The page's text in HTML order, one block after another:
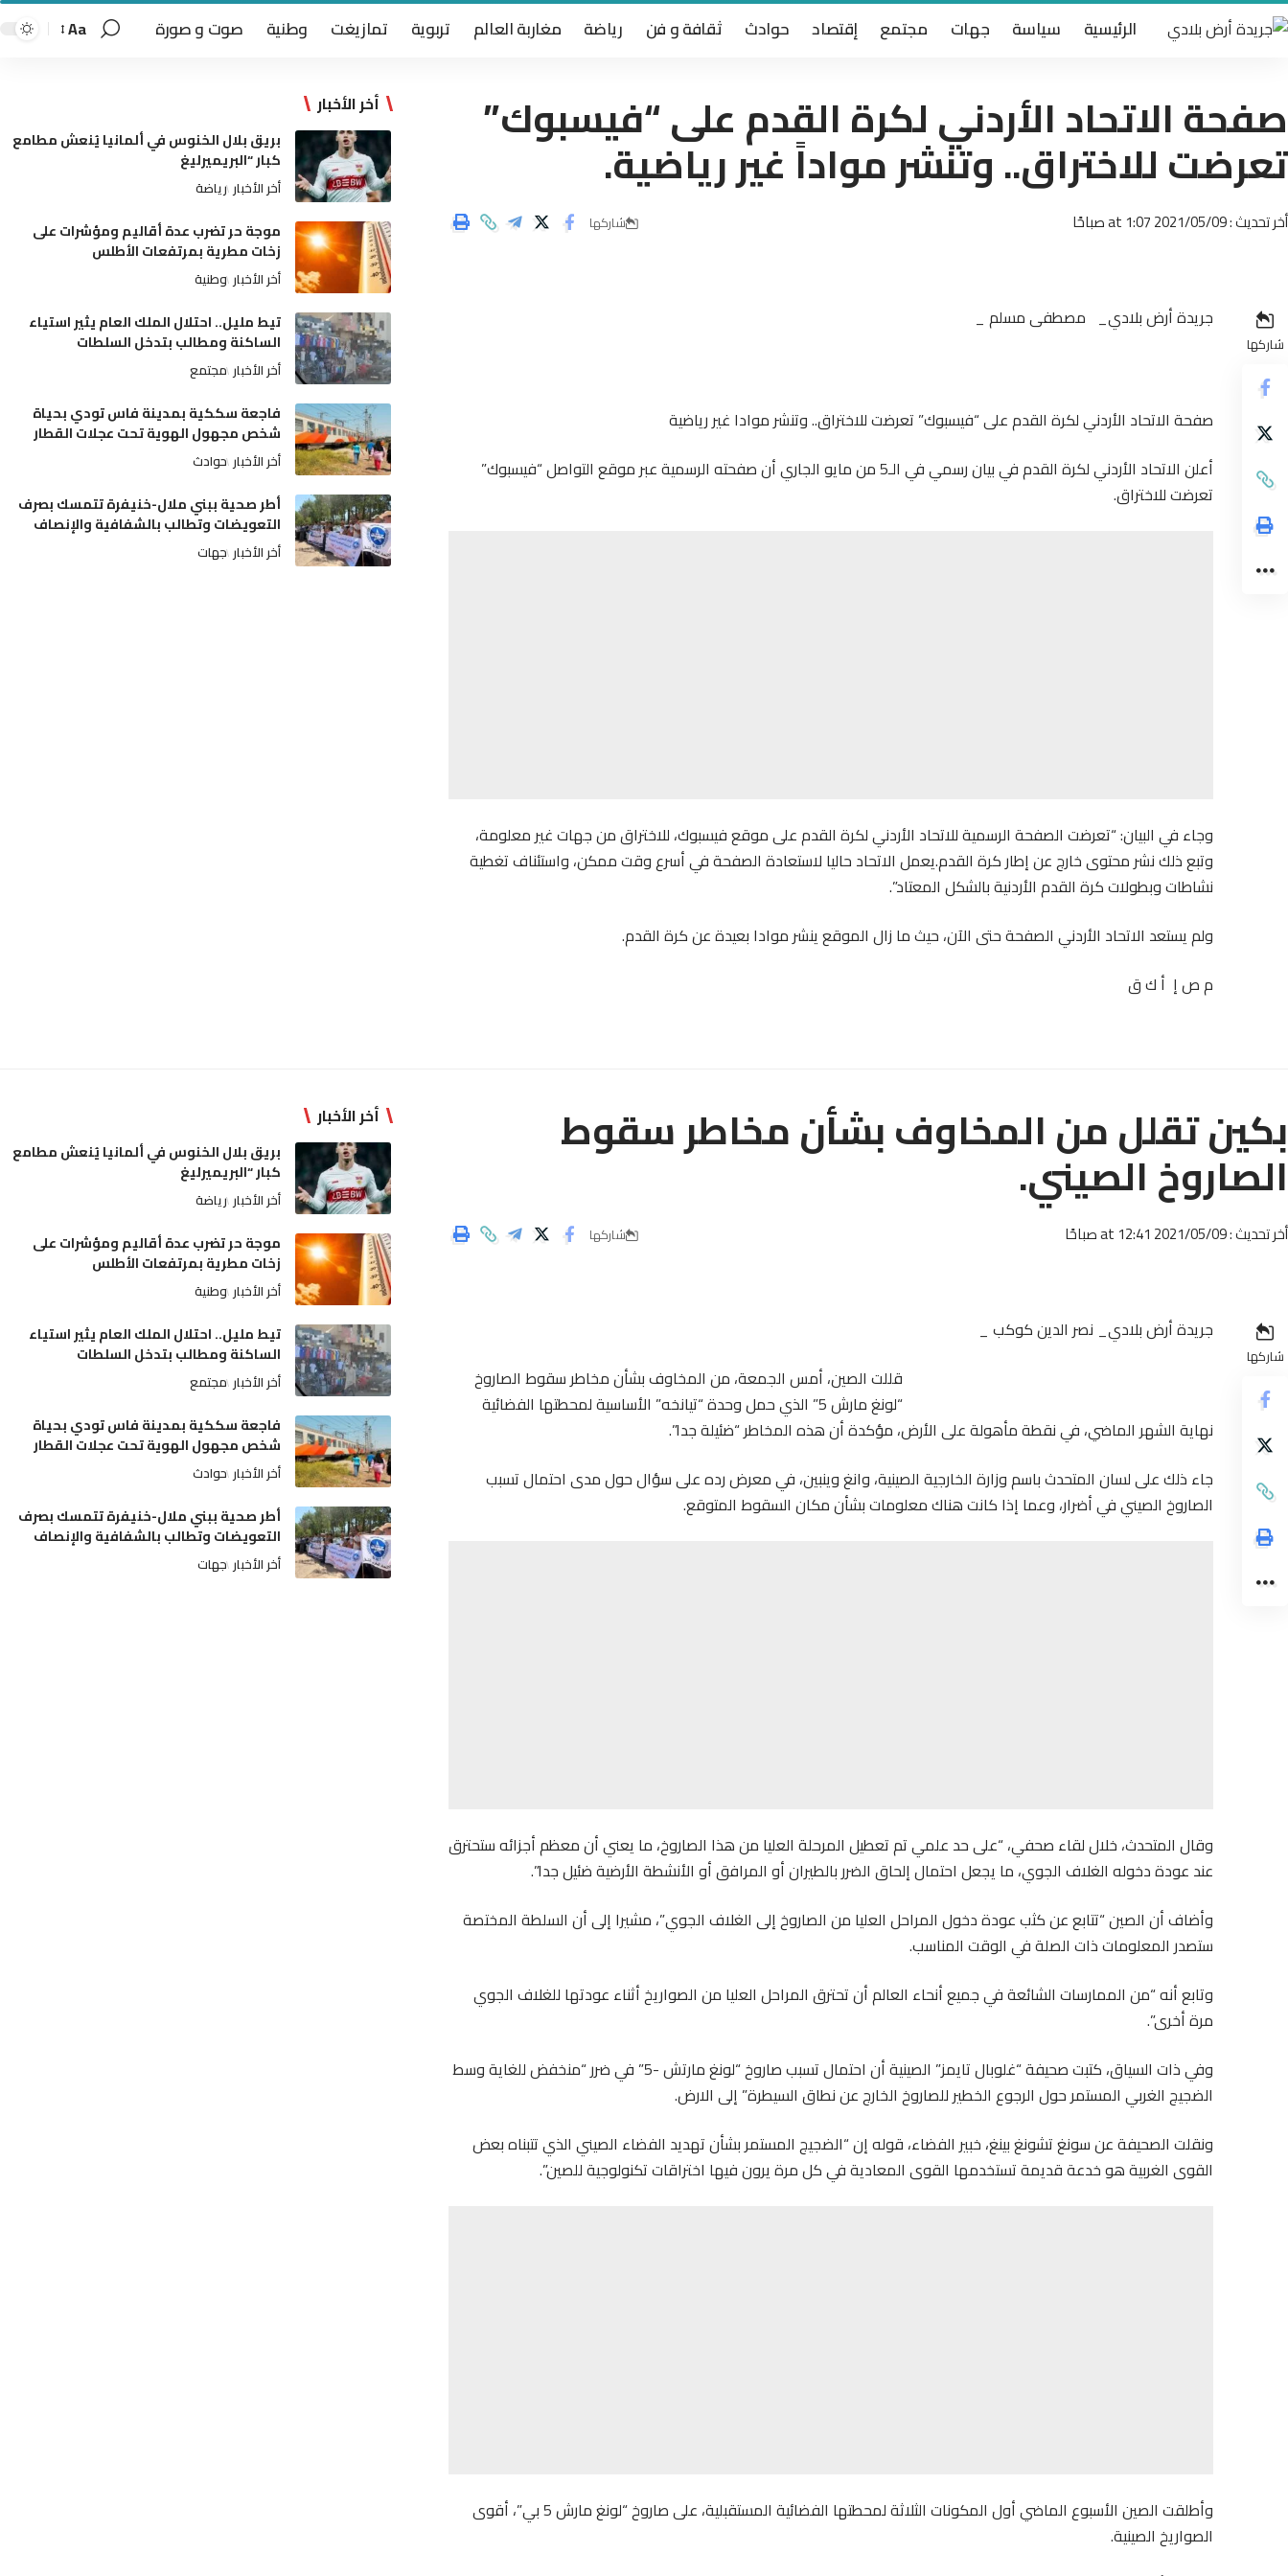
الرئيسية سياسة جهات مجتمع إقتصاد حوادث ثقافة و فن رياضة مغاربة العالم تربوية تمازيغت وطنية صوت و صورة Aa
صفحة الاتحاد الأردني لكرة القدم على “فيسبوك”
تعرضت للاختراق.. وتنشر مواداً غير رياضية.
أخر تحديث : 2021/05/09 at 1:07 صباحًا شاركها
شاركها
جريدة أرض بلادي_ مصطفى مسلم _
صفحة الاتحاد الأردني لكرة القدم على “فيسبوك” تعرضت للاختراق.. وتنشر موادا غير رياضية
أعلن الاتحاد الأردني لكرة القدم في بيان رسمي في الـ5 من مايو الجاري أن صفحته الرسمية عبر موقع التواصل “فيسبوك”
تعرضت للاختراق.
وجاء في البيان: “تعرضت الصفحة الرسمية للاتحاد الأردني لكرة القدم على موقع فيسبوك، للاختراق من جهات غير معلومة،
وتبع ذلك نشر محتوى خارج عن إطار كرة القدم.يعمل الاتحاد حاليا لاستعادة الصفحة في أسرع وقت ممكن، واستئناف تغطية
نشاطات وبطولات كرة القدم الأردنية بالشكل المعتاد”.
ولم يستعد الاتحاد الأردني الصفحة حتى الآن، حيث ما زال الموقع ينشر موادا بعيدة عن كرة القدم.
م ص إ أ ك ق
أخر الأخبار
بريق بلال الخنوس في ألمانيا يُنعش مطامع
كبار “البريميرليغ
أخر الأخبار رياضة
موجة حر تضرب عدة أقاليم ومؤشرات على
زخات مطرية بمرتفعات الأطلس
أخر الأخبار وطنية
تيط مليل.. احتلال الملك العام يثير استياء
الساكنة ومطالب بتدخل السلطات
أخر الأخبار مجتمع
فاجعة سككية بمدينة فاس تودي بحياة
شخص مجهول الهوية تحت عجلات القطار
أخر الأخبار حوادث
أطر صحية ببني ملال-خنيفرة تتمسك بصرف
التعويضات وتطالب بالشفافية والإنصاف
أخر الأخبار جهات
بكين تقلل من المخاوف بشأن مخاطر سقوط
الصاروخ الصيني.
أخر تحديث : 2021/05/09 at 12:41 صباحًا شاركها
شاركها
جريدة أرض بلادي_ نصر الدين كوكب _
قللت الصين، أمس الجمعة، من المخاوف بشأن مخاطر سقوط الصاروخ
“لونغ مارش 5” الذي حمل وحدة “تيانخه” الأساسية لمحطتها الفضائية
نهاية الشهر الماضي، في نقطة مأهولة على الأرض، مؤكدة أن هذه المخاطر “ضئيلة جدا”.
جاء ذلك على لسان المتحدث باسم وزارة الخارجية الصينية، وانغ وينبين، في معرض رده على سؤال حول مدى احتمال تسبب
الصاروخ الصيني في أضرار، وعما إذا كانت هناك معلومات بشأن مكان السقوط المتوقع.
وقال المتحدث، خلال لقاء صحفي، “على حد علمي تم تعطيل المرحلة العليا من هذا الصاروخ، ما يعني أن معظم أجزائه ستحترق
عند عودة دخوله الغلاف الجوي، ما يجعل احتمال إلحاق الضرر بالطيران أو المرافق أو الأنشطة الأرضية ضئيل جدا”.
وأضاف أن الصين “تتابع عن كثب عودة دخول المراحل العليا من الصاروخ إلى الغلاف الجوي”، مشيرا إلى أن السلطة المختصة
ستصدر المعلومات ذات الصلة في الوقت المناسب.
وتابع أنه “من الممارسات الشائعة في جميع أنحاء العالم أن تحترق المراحل العليا من الصواريخ أثناء عودتها للغلاف الجوي
مرة أخرى”.
وفي ذات السياق، كتبت صحيفة “غلوبال تايمز” الصينية أن احتمال تسبب صاروخ “لونغ مارتش -5” في ضرر “منخفض للغاية وسط
الضجيج الغربي المستمر حول الرجوع الخطير للصاروخ الخارج عن نطاق السيطرة” إلى الارض.
ونقلت الصحيفة عن سونغ تشونغ بينغ، خبير الفضاء، قوله إن “الضجيج المستمر بشأن تهديد الفضاء الصيني الذي تتبناه بعض
القوى الغربية هو خدعة قديمة تستخدمها القوى المعادية في كل مرة يرون فيها اختراقات تكنولوجية للصين”.
وأطلقت الصين الأسبوع الماضي أول المكونات الثلاثة لمحطتها الفضائية المستقبلية، على صاروخ “لونغ مارش 5 بي”، أقوى
الصواريخ الصينية.
أخر الأخبار
بريق بلال الخنوس في ألمانيا يُنعش مطامع
كبار “البريميرليغ
أخر الأخبار رياضة
موجة حر تضرب عدة أقاليم ومؤشرات على
زخات مطرية بمرتفعات الأطلس
أخر الأخبار وطنية
تيط مليل.. احتلال الملك العام يثير استياء
الساكنة ومطالب بتدخل السلطات
أخر الأخبار مجتمع
فاجعة سككية بمدينة فاس تودي بحياة
شخص مجهول الهوية تحت عجلات القطار
أخر الأخبار حوادث
أطر صحية ببني ملال-خنيفرة تتمسك بصرف
التعويضات وتطالب بالشفافية والإنصاف
أخر الأخبار جهات